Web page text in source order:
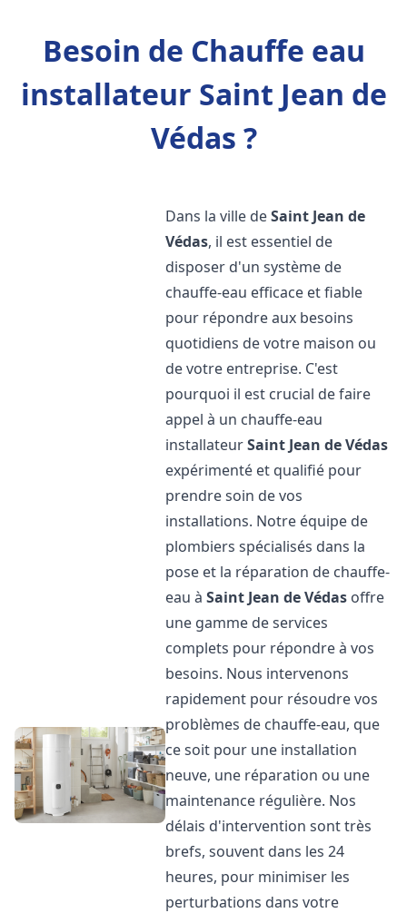
Besoin de Chauffe eau
installateur Saint Jean de
Védas ?
Dans la ville deSaint Jean de
Védas, il est essentiel de
disposer d'un système de
chauffe-eau efficace et fiable
pour répondre aux besoins
quotidiens de votre maison ou
de votre entreprise. C'est
pourquoi il est crucial de faire
appel à un chauffe-eau
installateurSaint Jean de Védas
expérimenté et qualifié pour
prendre soin de vos
installations. Notre équipe de
plombiers spécialisés dans la
pose et la réparation de chauffe-
eau àSaint Jean de Védas offre
une gamme de services
complets pour répondre à vos
besoins. Nous intervenons
rapidement pour résoudre vos
problèmes de chauffe-eau, que
ce soit pour une installation
neuve, une réparation ou une
maintenance régulière. Nos
délais d'intervention sont très
brefs, souvent dans les 24
heures, pour minimiser les
perturbations dans votre